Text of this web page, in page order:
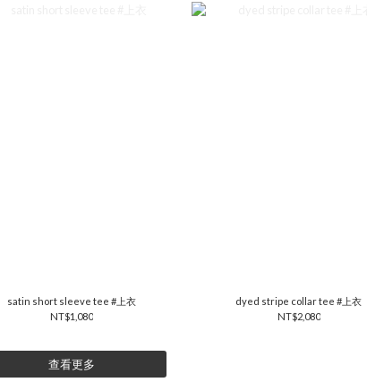
satin short sleeve tee #上衣
NT$1,080
dyed stripe collar tee #上衣
NT$2,080
查看更多